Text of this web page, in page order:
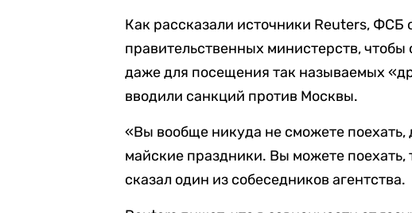
Как рассказали источники Reuters, ФСБ
правительственных министерств,
даже для посещения так называемых
вводили санкций против Москвы.
«Вы вообще никуда не сможете поехать,
майские праздники. Вы можете поехать,
сказал один из собеседников агентства.